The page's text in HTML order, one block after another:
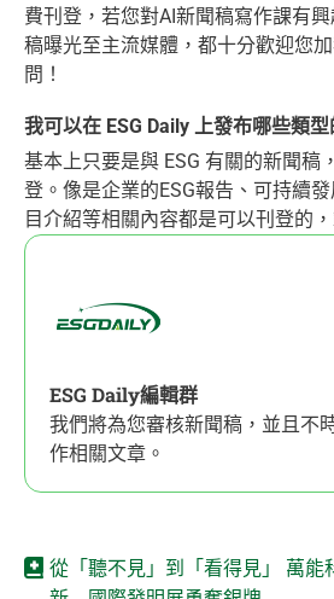
費刊登，若您對AI新聞稿寫作課有
稿曝光至主流媒體，都十分歡迎您
問！
我可以在 ESG Daily 上發布哪些類型
基本上只要是與 ESG 有關的新聞稿
登。像是企業的ESG報告、可持續
目介紹等相關內容都是可以刊登的
ESG Daily編輯群
我們將為您審核新聞稿，並且不
作相關文章。
從「聽不見」到「看得見」 萬能